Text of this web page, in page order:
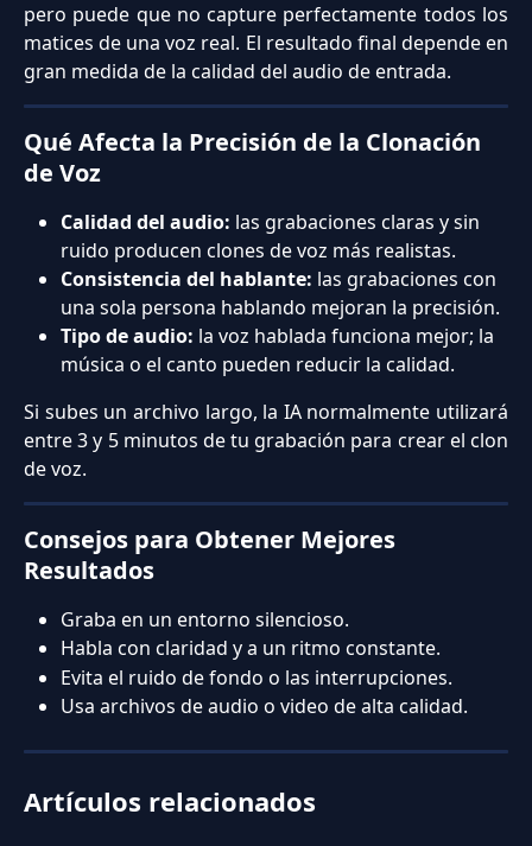
pero puede que no capture perfectamente todos los
matices de una voz real. El resultado final depende en
gran medida de la calidad del audio de entrada.
Qué Afecta la Precisión de la Clonación
de Voz
Calidad del audio: las grabaciones claras y sin
ruido producen clones de voz más realistas.
Consistencia del hablante: las grabaciones con
una sola persona hablando mejoran la precisión.
Tipo de audio: la voz hablada funciona mejor; la
música o el canto pueden reducir la calidad.
Si subes un archivo largo, la IA normalmente utilizará
entre 3 y 5 minutos de tu grabación para crear el clon
de voz.
Consejos para Obtener Mejores
Resultados
Graba en un entorno silencioso.
Habla con claridad y a un ritmo constante.
Evita el ruido de fondo o las interrupciones.
Usa archivos de audio o video de alta calidad.
Artículos relacionados